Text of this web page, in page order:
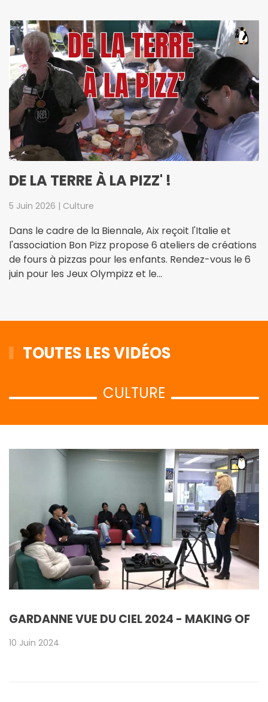
DE LA TERRE À LA PIZZ' !
5 Juin 2026 | Culture
Dans le cadre de la Biennale, Aix reçoit l'Italie et
l'association Bon Pizz propose 6 ateliers de créations
de fours à pizzas pour les enfants. Rendez-vous le 6
juin pour les Jeux Olympizz et le…
TOUTES LES VIDÉOS
CULTURE
GARDANNE VUE DU CIEL 2024 - MAKING OF
10 Juin 2024